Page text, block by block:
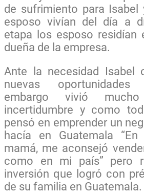
de sufrimiento para
esposo vivían del día a
etapa los esposo residían
dueña de la empresa.
Ante la necesidad Isabel
nuevas
embargo vivió
incertidumbre y como
pensó en emprender un
hacía en Guatemala
mamá, me aconsejó
como en mi país” pero
inversión que logró con
de su familia en Guatemala.